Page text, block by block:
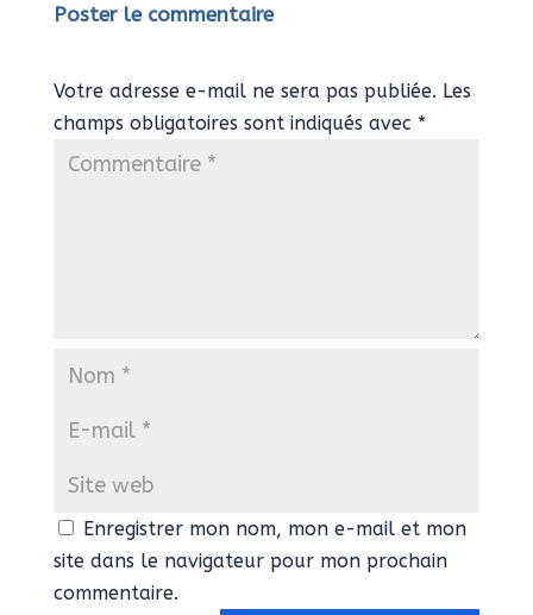
Poster le commentaire
Votre adresse e-mail ne sera pas publiée. Les
champs obligatoires sont indiqués avec *
Enregistrer mon nom, mon e-mail et mon
site dans le navigateur pour mon prochain
commentaire.